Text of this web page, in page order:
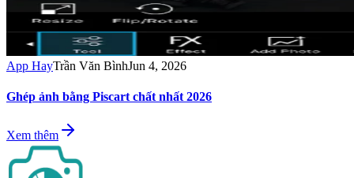
App HayTrần Văn BìnhJun 4, 2026
Ghép ảnh bằng Piscart chất nhất 2026
Xem thêm